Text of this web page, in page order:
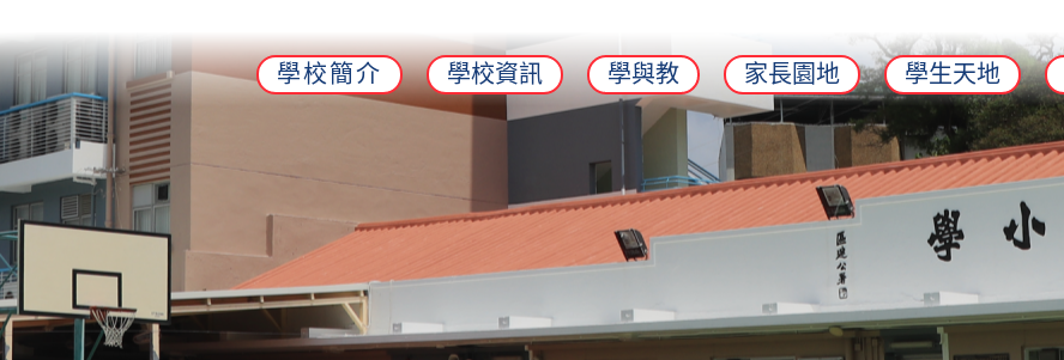
學校簡介 學校資訊 學與教 家長園地 學生天地